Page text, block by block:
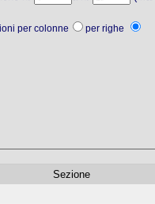
per colonne per righe
Sezione